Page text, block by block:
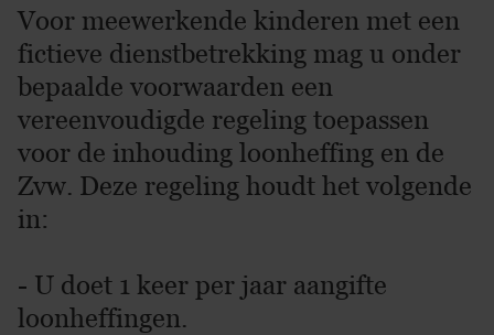
Voor meewerkende kinderen met een
fictieve dienstbetrekking mag u onder
bepaalde voorwaarden een
vereenvoudigde regeling toepassen
voor de inhouding loonheffing en de
Zvw. Deze regeling houdt het volgende
in:
- U doet 1 keer per jaar aangifte
loonheffingen.